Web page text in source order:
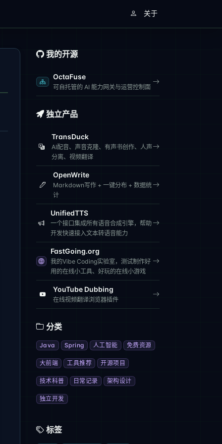
关于
我的开源
OctaFuse
可自托管的 AI 能力网关与运营控制面
独立产品
TransDuck
AI配音、声音克隆、有声书创作、人声
分离、视频翻译
OpenWrite
Markdown写作 + 一键分布 + 数据统
计
UnifiedTTS
一个接口集成所有语音合成引擎，帮助
开发快速接入文本转语音能力
FastGoing.org
我的Vibe Coding实验室，测试制作好
用的在线小工具、好玩的在线小游戏
YouTube Dubbing
在线视频翻译浏览器插件
分类
Java Spring 人工智能 免费资源
大前端 工具推荐 开源项目
技术科普 日常记录 架构设计
独立开发
标签